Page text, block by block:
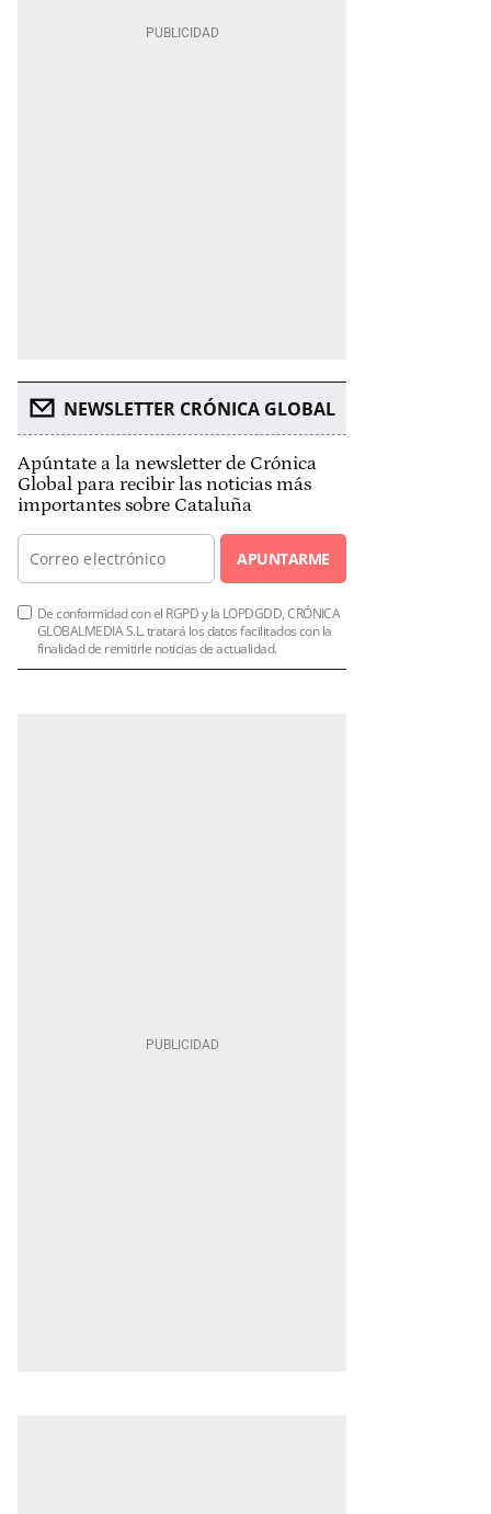
NEWSLETTER CRÓNICA GLOBAL
Apúntate a la newsletter de Crónica
Global para recibir las noticias más
importantes sobre Cataluña
APUNTARME
De conformidad con el RGPD y la LOPDGDD, CRÓNICA
GLOBALMEDIA S.L. tratará los datos facilitados con la
finalidad de remitirle noticias de actualidad.